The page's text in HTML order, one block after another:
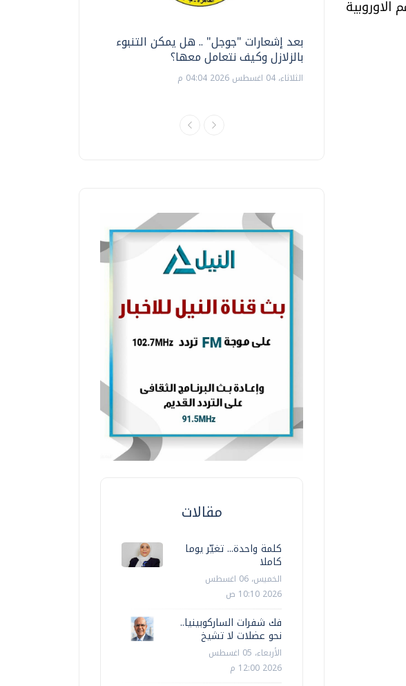
امم افريقيا والمؤهلة لكوت ديفوار 2023 والامم الاوروبية
بعد إشعارات "جوجل" .. هل يمكن التنبوء
بالزلازل وكيف نتعامل معها؟
الثلاثاء، 04 اغسطس 2026 04:04 م
مقالات
كلمة واحدة... تغيّر يوما
كاملا
الخميس، 06 اغسطس
2026 10:10 ص
فك شفرات الساركوبينيا..
نحو عضلات لا تشيخ
الأربعاء، 05 اغسطس
2026 12:00 م